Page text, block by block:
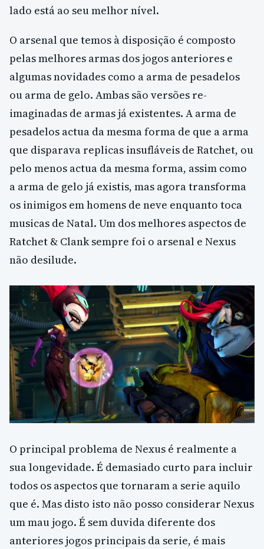
lado está ao seu melhor nível.
O arsenal que temos à disposição é composto
pelas melhores armas dos jogos anteriores e
algumas novidades como a arma de pesadelos
ou arma de gelo. Ambas são versões re-
imaginadas de armas já existentes. A arma de
pesadelos actua da mesma forma de que a arma
que disparava replicas insufláveis de Ratchet, ou
pelo menos actua da mesma forma, assim como
a arma de gelo já existis, mas agora transforma
os inimigos em homens de neve enquanto toca
musicas de Natal. Um dos melhores aspectos de
Ratchet & Clank sempre foi o arsenal e Nexus
não desilude.
O principal problema de Nexus é realmente a
sua longevidade. É demasiado curto para incluir
todos os aspectos que tornaram a serie aquilo
que é. Mas disto isto não posso considerar Nexus
um mau jogo. É sem duvida diferente dos
anteriores jogos principais da serie, é mais